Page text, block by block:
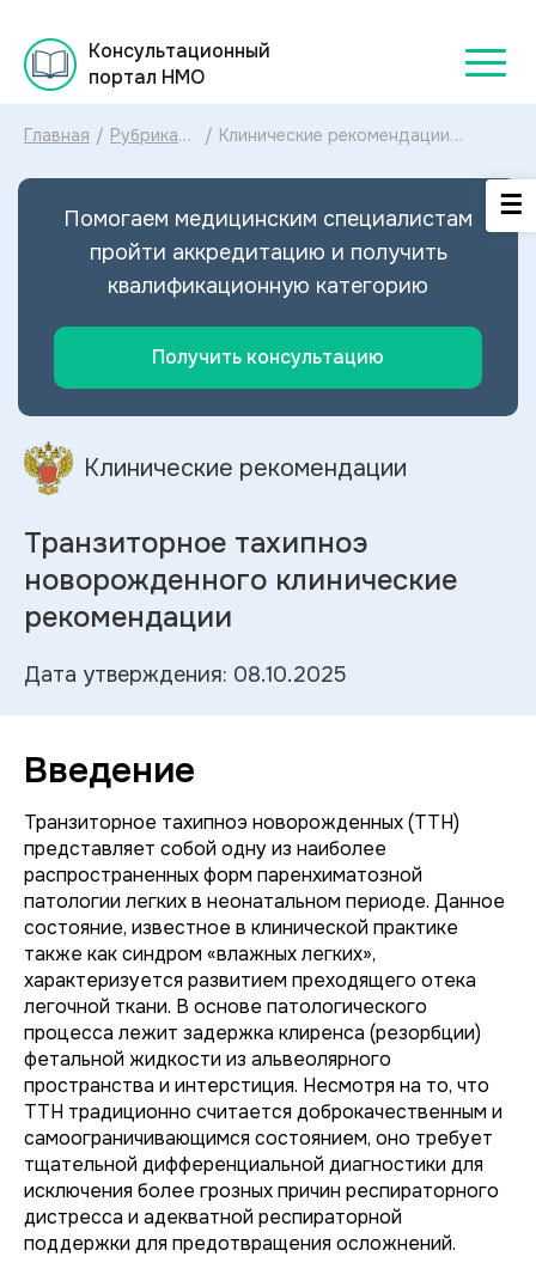
Консультационный
портал НМО
Главная / Рубрикатор
рекомендаций
/ Клинические рекомендации
новорожденного МКБ-10:
Транзиторного тахипноэ
новорожденного 2025
Помогаем медицинским специалистам
пройти аккредитацию и получить
квалификационную категорию
Получить консультацию
Клинические рекомендации
Транзиторное тахипноэ
новорожденного клинические
рекомендации
Дата утверждения: 08.10.2025
Введение
Транзиторное тахипноэ новорожденных (ТТН)
представляет собой одну из наиболее
распространенных форм паренхиматозной
патологии легких в неонатальном периоде. Данное
состояние, известное в клинической практике
также как синдром «влажных легких»,
характеризуется развитием преходящего отека
легочной ткани. В основе патологического
процесса лежит задержка клиренса (резорбции)
фетальной жидкости из альвеолярного
пространства и интерстиция. Несмотря на то, что
ТТН традиционно считается доброкачественным и
самоограничивающимся состоянием, оно требует
тщательной дифференциальной диагностики для
исключения более грозных причин респираторного
дистресса и адекватной респираторной
поддержки для предотвращения осложнений.